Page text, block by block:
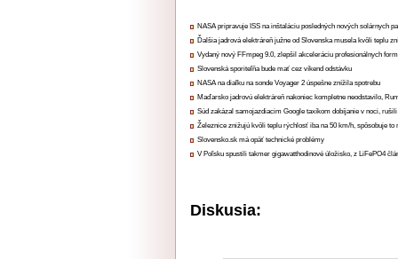
NASA pripravuje ISS na inštaláciu posledných nových solárnych
Ďalšia jadrová elektráreň južne od Slovenska musela kvôli teplu
Vydaný nový FFmpeg 9.0, zlepšil akceleráciu profesionálnych
Slovenská sporiteľňa bude mať cez víkend odstávku
NASA na diaľku na sonde Voyager 2 úspešne znížila spotrebu
Maďarsko jadrovú elektráreň nakoniec kompletne neodstavilo,
Súd zakázal samojazdiacim Google taxíkom dobíjanie v noci,
Železnice znižujú kvôli teplu rýchlosť iba na 50 km/h, spôsobuje to
Slovensko.sk má opäť technické problémy
V Poľsku spustili takmer gigawatthodinové úložisko, z LiFePO4
Diskusia: